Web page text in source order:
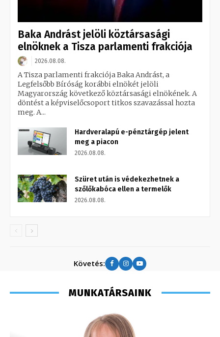
Baka Andrást jelöli köztársasági
elnöknek a Tisza parlamenti frakciója
2026.08.08.
A Tisza parlamenti frakciója Baka Andrást, a
Legfelsőbb Bíróság korábbi elnökét jelöli
Magyarország következő köztársasági elnökének. A
döntést a képviselőcsoport titkos szavazással hozta
meg. A...
Hardveralapú e-pénztárgép jelent
meg a piacon
2026.08.08.
Szüret után is védekezhetnek a
szőlőkabóca ellen a termelők
2026.08.08.
Követés:
MUNKATÁRSAINK